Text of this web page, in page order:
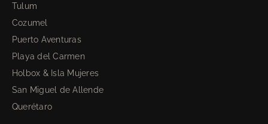
Tulum
Cozumel
Puerto Aventuras
Playa del Carmen
Holbox & Isla Mujeres
San Miguel de Allende
Querétaro